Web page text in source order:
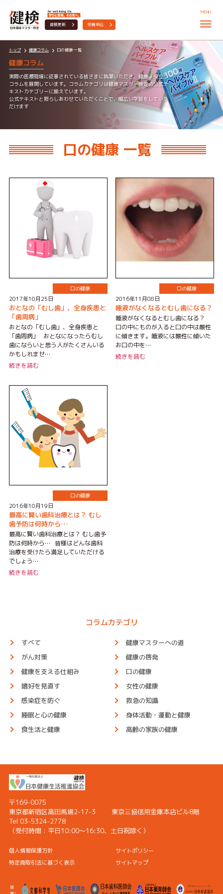
資格更新 受験申込
MENU
トップ 健康コラム 口の健康 一覧
健康コラム
実際の医療現場に従事されている皆さまに執筆いただき、健康に役立つ
コラムを展開しています。コラムカテゴリは健康マスター検定の公式テ
キストカテゴリーに揃えています。
公式テキストと照らしあわせていただくことで、幅広い学習をしていた
だけます
口の健康 一覧
2017年10月25日
口の健康
おとなの「むし歯」、全身疾患と
「歯周病」
おとなの「むし歯」、全身疾患と
「歯周病」 おとなになったらむし
歯にならいと思う人がたくさんいる
かもしれませ…
続きを読む
2016年11月08日
口の健康
唾液がなくなるとむし歯になる？
唾液がなくなるとむし歯になる？
口の中にものが入ると口の中は酸性
に傾きます。唾液には酸性に傾いた
お口の中を…
続きを読む
2016年10月19日
口の健康
最高に賢い歯科治療とは？ むし
歯予防は何時から…
最高に賢い歯科治療とは？ むし歯予
防は何時から… 皆様はどんな歯科
治療を受けたら満足していただける
でしょう…
続きを読む
コラムカテゴリ
すべて
健康マスターへの道
がん対策
健康の啓発
健康を支える仕組み
口の健康
嗜好を見直す
女性の健康
感染症を防ぐ
救急の知識
睡眠と心の健康
身体活動・運動と健康
食生活と健康
高齢の家族の健康
〒169-0075
東京都新宿区高田馬場2-17-3 東京三協信用金庫本店ビル8階
Tel 03-5324-2778
（受付時間： 平日10:00〜16:30、土日祝除く）
個人情報保護方針
サイトポリシー
特定商取引法に基づく表示
サイトマップ
後